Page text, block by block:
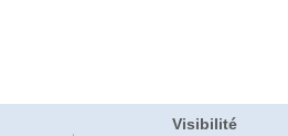
Visibilité